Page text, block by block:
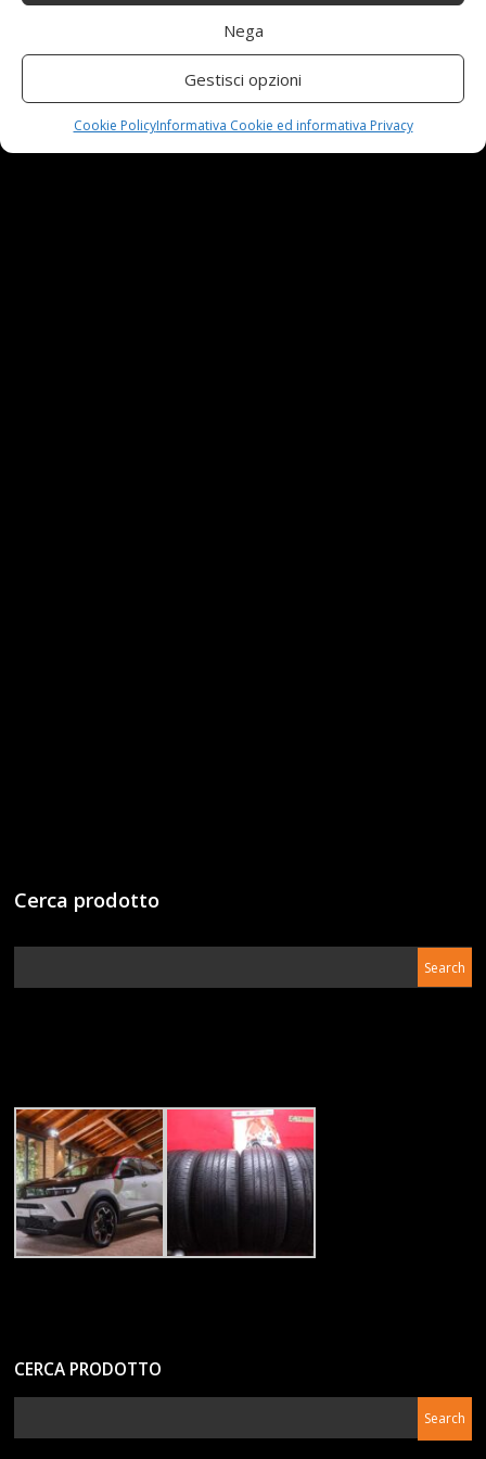
Nega
Gestisci opzioni
Cookie PolicyInformativa Cookie ed informativa Privacy
manutenzione
23 Aprile,2024
Cerca prodotto
CERCA PRODOTTO